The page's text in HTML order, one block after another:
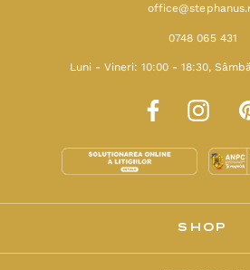
0748 065 431
Luni - Vineri: 10:00 - 18:30,
SHOP